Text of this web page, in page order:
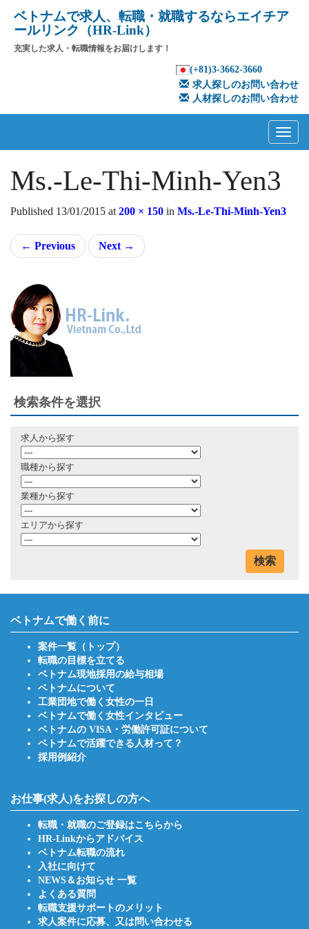
ベトナムで求人、転職・就職するならエイチア
ールリンク（HR-Link）
充実した求人・転職情報をお届けします！
(+81)3-3662-3660
求人探しのお問い合わせ
人材探しのお問い合わせ
Menu
content
Ms.-Le-Thi-Minh-Yen3
Published 13/01/2015 at 200 × 150 in Ms.-Le-Thi-Minh-Yen3
← Previous Next →
検索条件を選択
求人から探す
職種から探す
業種から探す
エリアから探す
検索
ベトナムで働く前に
案件一覧（トップ）
転職の目標を立てる
ベトナム現地採用の給与相場
ベトナムについて
工業団地で働く女性の一日
ベトナムで働く女性インタビュー
ベトナムの VISA・労働許可証について
ベトナムで活躍できる人材って？
採用例紹介
お仕事(求人)をお探しの方へ
転職・就職のご登録はこちらから
HR-Linkからアドバイス
ベトナム転職の流れ
入社に向けて
NEWS＆お知らせ 一覧
よくある質問
転職支援サポートのメリット
求人案件に応募、又は問い合わせる